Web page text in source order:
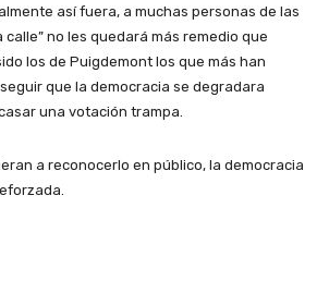
así fuera, a muchas personas de las
calle” no les quedará más remedio que
los de Puigdemont los que más han
que la democracia se degradara
una votación trampa.
a reconocerlo en público, la democracia